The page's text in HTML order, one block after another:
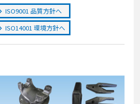
ISO9001 品質方針へ
ISO14001 環境方針へ